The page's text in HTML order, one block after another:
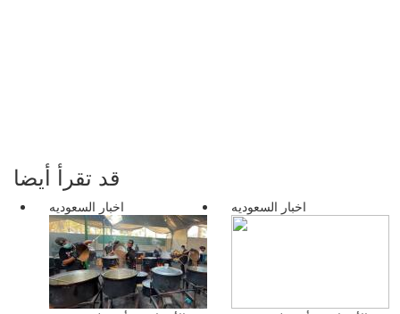
قد تقرأ أيضا
اخبار السعوديه اخبار السعوديه